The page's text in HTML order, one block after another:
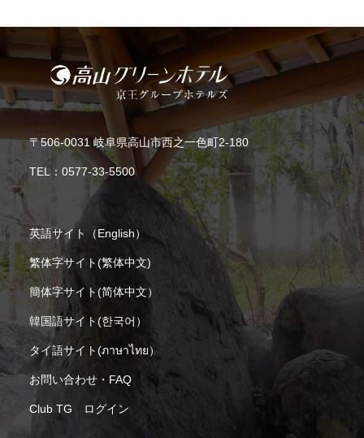
〒506-0031 岐阜県高山市西之一色町2-180
TEL： 0577-33-5500
英語サイト（English）
繁体字サイト(繁体中文)
簡体字サイト(简体中文）
韓国語サイト(한국어）
タイ語サイト(ภาษาไทย）
お問い合わせ・FAQ
Club TG ログイン